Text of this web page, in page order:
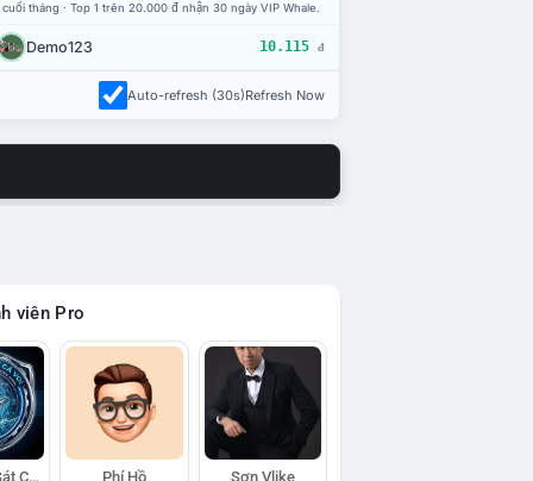
tháng · Top 1 trên 20.000 đ nhận 30 ngày VIP Whale.
Demo123 10.115 đ
Auto-refresh (30s)Refresh Now
viên Pro
Đội Trinh Sát Cá Voi Phí Hồ Sơn Vlike